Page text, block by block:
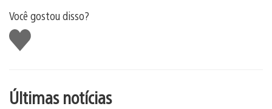
Você gostou disso?
Curtir
Últimas notícias